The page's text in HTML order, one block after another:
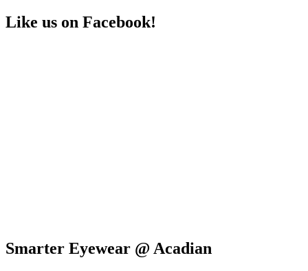
Like us on Facebook!
Smarter Eyewear @ Acadian